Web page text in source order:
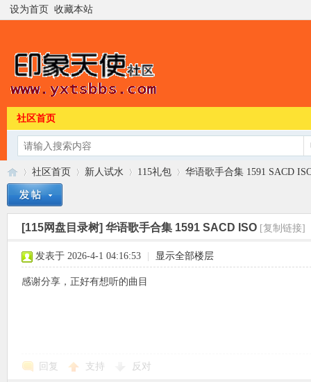
设为首页 收藏本站
社区首页
»
社区首页
›
新人试水
›
115礼包
›
华语歌手合集 1591 SACD
[115网盘目录树] 华语歌手合集 1591 SACD ISO [复制链接]
发表于 2026-4-1 04:16:53 显示全部楼层
感谢分享，正好有想听的曲目
回复 支持 反对